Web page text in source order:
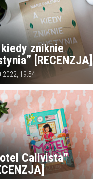
kiedy zniknie
[RECENZJA]
19:54
Calivista”